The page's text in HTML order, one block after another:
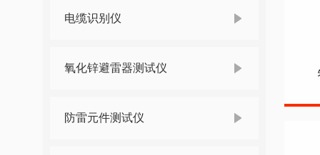
电缆识别仪
氧化锌避雷器测试仪
防雷元件测试仪